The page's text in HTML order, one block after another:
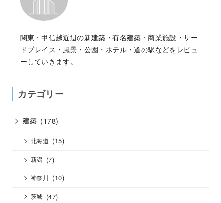
関東・甲信越近辺の新建築・有名建築・商業施設・サー
ドプレイス・風景・公園・ホテル・道の駅などをレビュ
ーしていきます。
カテゴリー
建築 (178)
北海道 (15)
新潟 (7)
神奈川 (10)
茨城 (47)